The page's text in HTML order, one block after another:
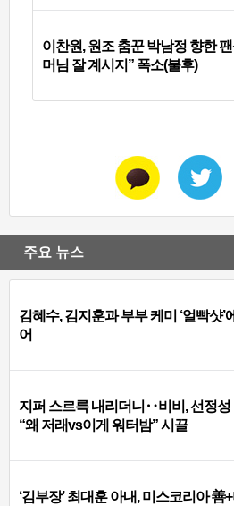
이찬원, 원조 춤꾼 박남정 향한 팬
머님 잘 계시지” 폭소(불후)
주요 뉴스
김혜수, 김지훈과 부부 케미 ‘얼빡샷’
어
지퍼 스르륵 내리더니‥비비, 선정성
“왜 저래vs이게 워터밤” 시끌
‘김부장’ 최대훈 아내, 미스코리아 善